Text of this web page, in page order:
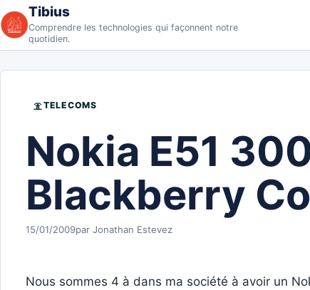
Aller au contenu
Tibius
Comprendre les technologies qui façonnent notre
quotidien.
TELECOMS
Nokia E51
Blackberry
15/01/2009par Jonathan Estevez
Nous sommes 4 à dans ma société à avoir un